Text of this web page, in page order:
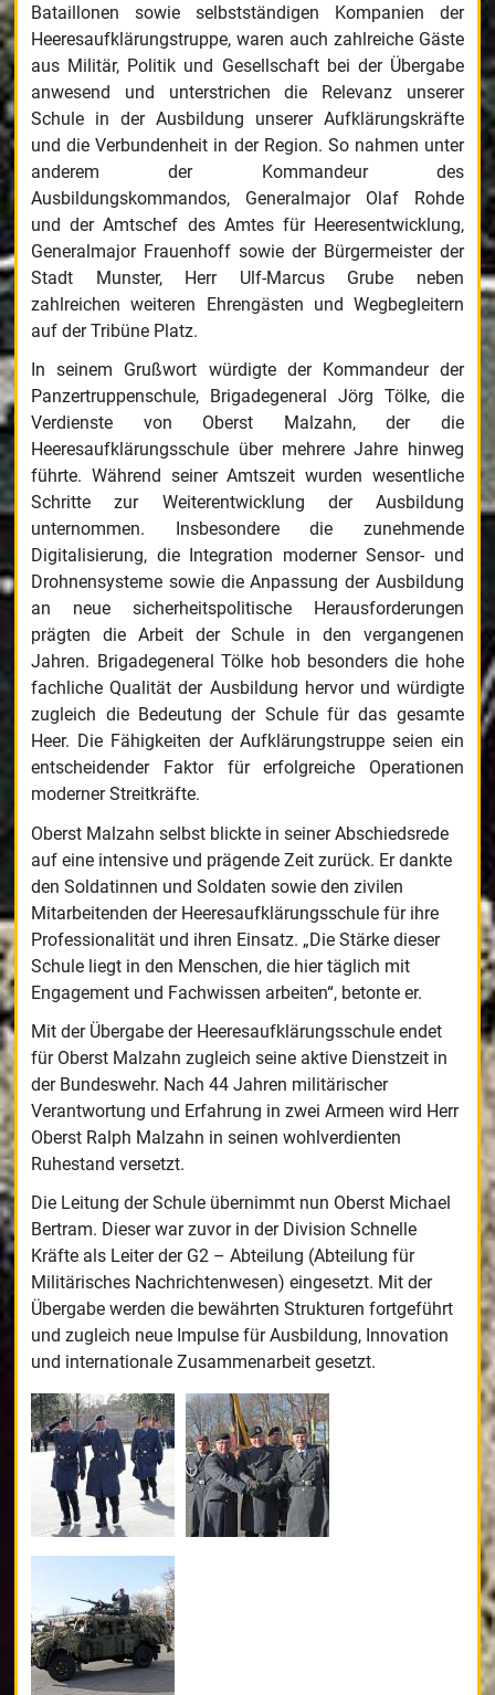
Bataillonen sowie selbstständigen Kompanien der
Heeresaufklärungstruppe, waren auch zahlreiche Gäste
aus Militär, Politik und Gesellschaft bei der Übergabe
anwesend und unterstrichen die Relevanz unserer
Schule in der Ausbildung unserer Aufklärungskräfte
und die Verbundenheit in der Region. So nahmen unter
anderem der Kommandeur des
Ausbildungskommandos, Generalmajor Olaf Rohde
und der Amtschef des Amtes für Heeresentwicklung,
Generalmajor Frauenhoff sowie der Bürgermeister der
Stadt Munster, Herr Ulf-Marcus Grube neben
zahlreichen weiteren Ehrengästen und Wegbegleitern
auf der Tribüne Platz.
In seinem Grußwort würdigte der Kommandeur der
Panzertruppenschule, Brigadegeneral Jörg Tölke, die
Verdienste von Oberst Malzahn, der die
Heeresaufklärungsschule über mehrere Jahre hinweg
führte. Während seiner Amtszeit wurden wesentliche
Schritte zur Weiterentwicklung der Ausbildung
unternommen. Insbesondere die zunehmende
Digitalisierung, die Integration moderner Sensor- und
Drohnensysteme sowie die Anpassung der Ausbildung
an neue sicherheitspolitische Herausforderungen
prägten die Arbeit der Schule in den vergangenen
Jahren. Brigadegeneral Tölke hob besonders die hohe
fachliche Qualität der Ausbildung hervor und würdigte
zugleich die Bedeutung der Schule für das gesamte
Heer. Die Fähigkeiten der Aufklärungstruppe seien ein
entscheidender Faktor für erfolgreiche Operationen
moderner Streitkräfte.
Oberst Malzahn selbst blickte in seiner Abschiedsrede
auf eine intensive und prägende Zeit zurück. Er dankte
den Soldatinnen und Soldaten sowie den zivilen
Mitarbeitenden der Heeresaufklärungsschule für ihre
Professionalität und ihren Einsatz. „Die Stärke dieser
Schule liegt in den Menschen, die hier täglich mit
Engagement und Fachwissen arbeiten“, betonte er.
Mit der Übergabe der Heeresaufklärungsschule endet
für Oberst Malzahn zugleich seine aktive Dienstzeit in
der Bundeswehr. Nach 44 Jahren militärischer
Verantwortung und Erfahrung in zwei Armeen wird Herr
Oberst Ralph Malzahn in seinen wohlverdienten
Ruhestand versetzt.
Die Leitung der Schule übernimmt nun Oberst Michael
Bertram. Dieser war zuvor in der Division Schnelle
Kräfte als Leiter der G2 – Abteilung (Abteilung für
Militärisches Nachrichtenwesen) eingesetzt. Mit der
Übergabe werden die bewährten Strukturen fortgeführt
und zugleich neue Impulse für Ausbildung, Innovation
und internationale Zusammenarbeit gesetzt.